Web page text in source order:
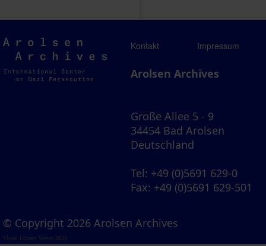
Arolsen
Archives
Kontakt Impressum
Arolsen Archives
Große Allee 5 - 9
34454 Bad Arolsen
Deutschland
Tel: +49 (0)5691 629-0
Fax: +49 (0)5691 629-501
© Copyright 2026 Arolsen Archives
Visual Library Server 2026